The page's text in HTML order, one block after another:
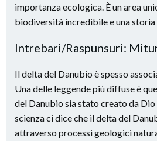
importanza ecologica. È un area
biodiversità incredibile e una storia
Intrebari/Raspunsuri:
Il delta del Danubio è spesso
Una delle leggende più diffuse è
del Danubio sia stato creato da
scienza ci dice che il delta del
attraverso processi geologici